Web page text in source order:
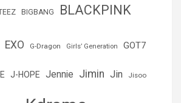
BIGBANG BLACKPINK
EXO G-Dragon Girls’ Generation GOT7
J-HOPE Jennie Jimin Jin Jisoo